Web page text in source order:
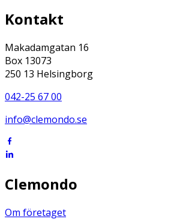
Kontakt
Makadamgatan 16
Box 13073
250 13 Helsingborg
042-25 67 00
info@clemondo.se
Clemondo
Om företaget